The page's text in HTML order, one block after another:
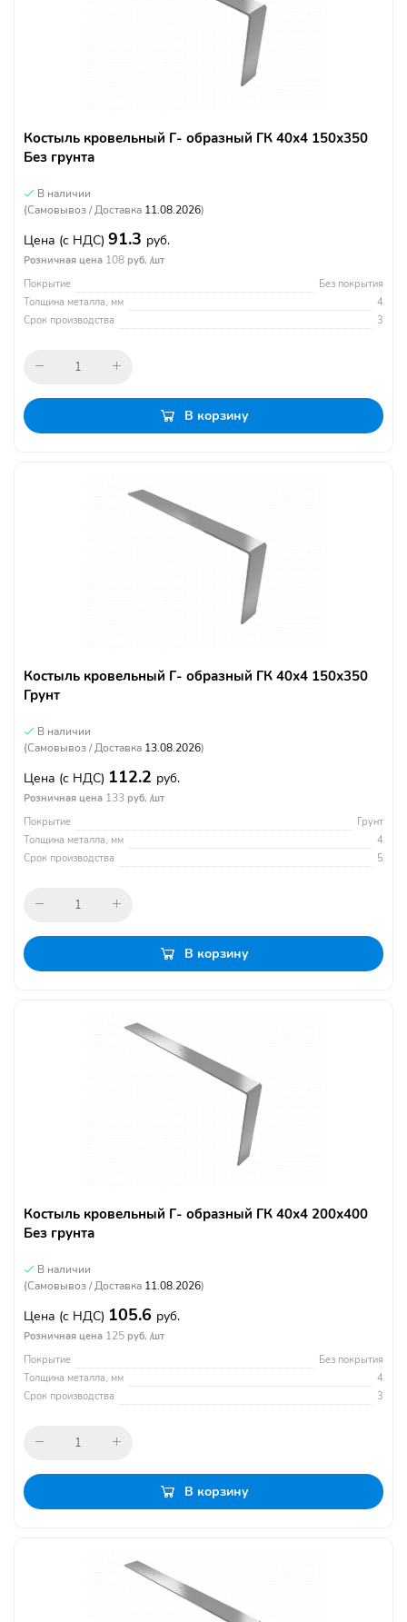
Костыль кровельный Г- образный ГК 40х4 150х350
Без грунта
В наличии
(Самовывоз / Доставка 11.08.2026)
Цена (с НДС) 91.3 руб.
Розничная цена 108 руб. /шт
Покрытие
Без покрытия
Толщина металла, мм
4
Срок производства
3
В корзину
Костыль кровельный Г- образный ГК 40х4 150х350
Грунт
В наличии
(Самовывоз / Доставка 13.08.2026)
Цена (с НДС) 112.2 руб.
Розничная цена 133 руб. /шт
Покрытие
Грунт
Толщина металла, мм
4
Срок производства
5
В корзину
Костыль кровельный Г- образный ГК 40х4 200х400
Без грунта
В наличии
(Самовывоз / Доставка 11.08.2026)
Цена (с НДС) 105.6 руб.
Розничная цена 125 руб. /шт
Покрытие
Без покрытия
Толщина металла, мм
4
Срок производства
3
В корзину